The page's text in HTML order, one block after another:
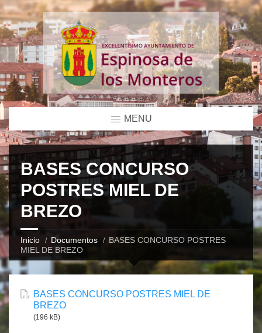
MENU
BASES CONCURSO
POSTRES MIEL DE
BREZO
Inicio Documentos
BASES CONCURSO POSTRES
MIEL DE BREZO
BASES CONCURSO POSTRES MIEL DE
BREZO
(196 kB)